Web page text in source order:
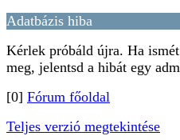
Adatbázis hiba
Kérlek próbáld újra. Ha
meg, jelentsd a hibát egy
[0] Fórum főoldal
Teljes verzió megtekintése